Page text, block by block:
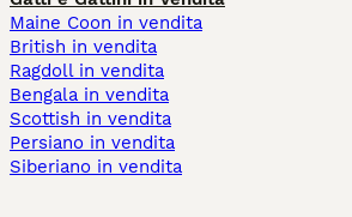
Maine Coon in vendita
British in vendita
Ragdoll in vendita
Bengala in vendita
Scottish in vendita
Persiano in vendita
Siberiano in vendita